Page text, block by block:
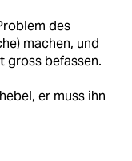
des
machen, und
gross befassen.
er muss ihn